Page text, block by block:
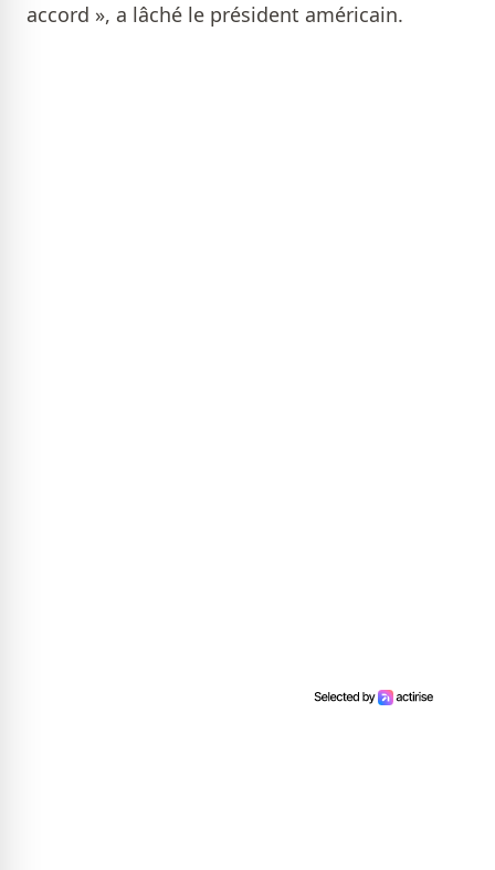
accord », a lâché le président américain.